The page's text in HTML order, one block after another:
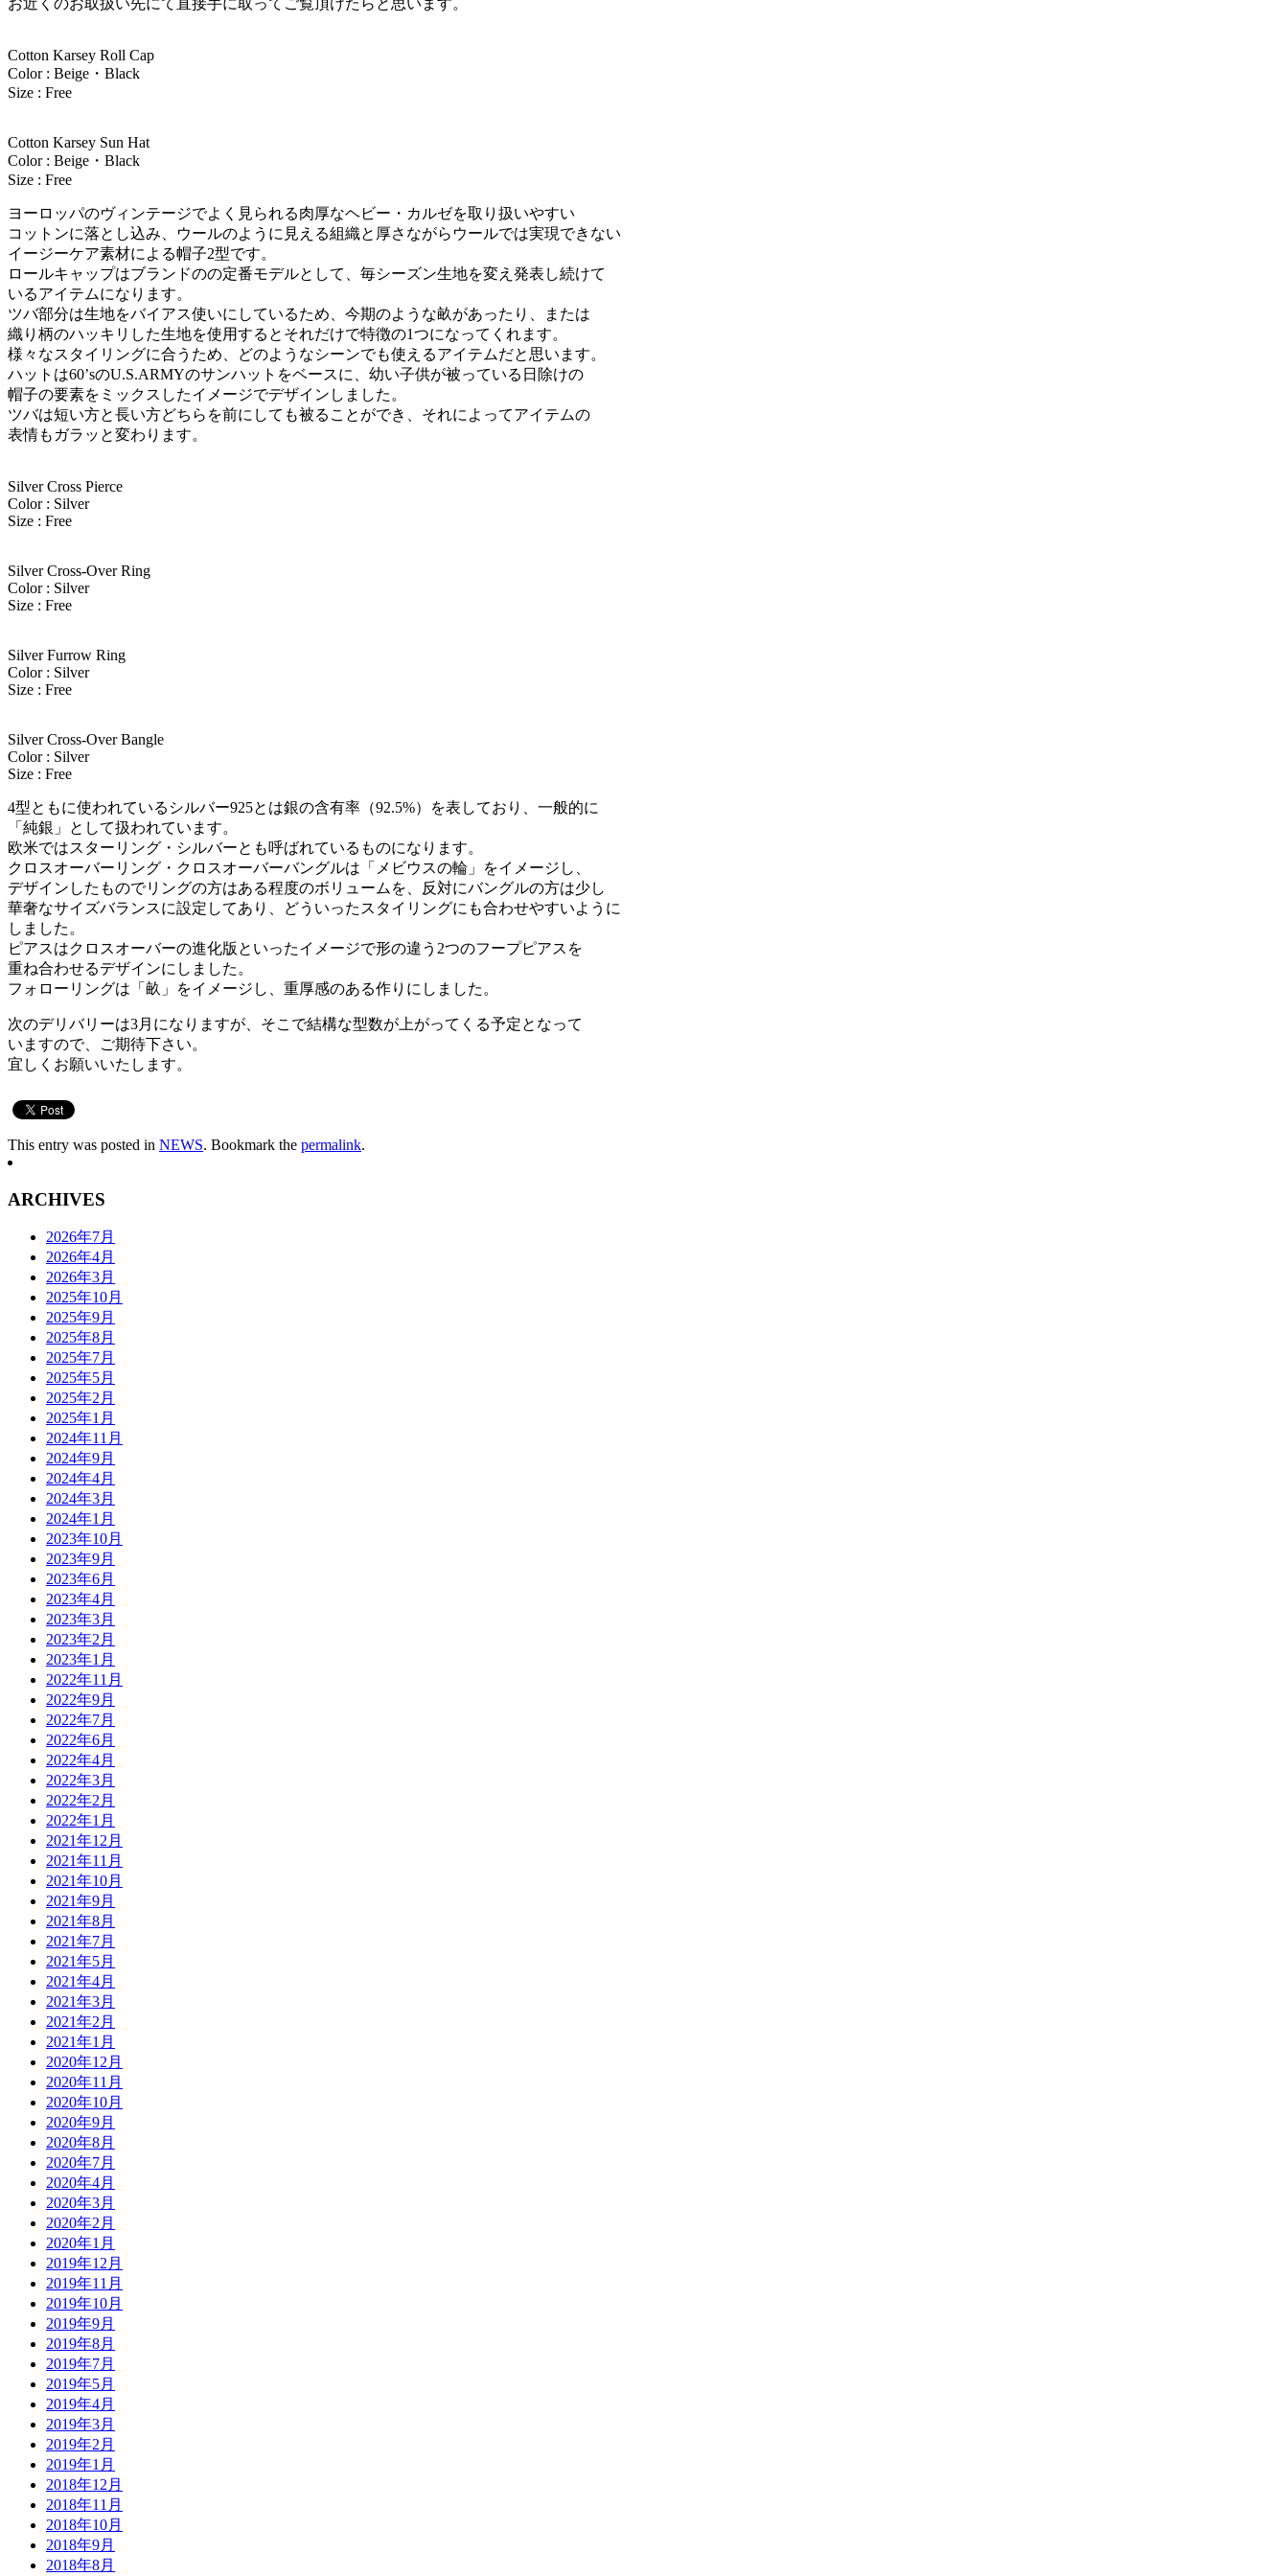
Cotton Karsey Roll Cap
Color : Beige・Black
Size : Free
Cotton Karsey Sun Hat
Color : Beige・Black
Size : Free
ヨーロッパのヴィンテージでよく見られる肉厚なヘビー・カルゼを取り扱いやすい
コットンに落とし込み、ウールのように見える組織と厚さながらウールでは実現できない
イージーケア素材による帽子2型です。
ロールキャップはブランドのの定番モデルとして、毎シーズン生地を変え発表し続けて
いるアイテムになります。
ツバ部分は生地をバイアス使いにしているため、今期のような畝があったり、または
織り柄のハッキリした生地を使用するとそれだけで特徴の1つになってくれます。
様々なスタイリングに合うため、どのようなシーンでも使えるアイテムだと思います。
ハットは60’sのU.S.ARMYのサンハットをベースに、幼い子供が被っている日除けの
帽子の要素をミックスしたイメージでデザインしました。
ツバは短い方と長い方どちらを前にしても被ることができ、それによってアイテムの
表情もガラッと変わります。
Silver Cross Pierce
Color : Silver
Size : Free
Silver Cross-Over Ring
Color : Silver
Size : Free
Silver Furrow Ring
Color : Silver
Size : Free
Silver Cross-Over Bangle
Color : Silver
Size : Free
4型ともに使われているシルバー925とは銀の含有率（92.5%）を表しており、一般的に
「純銀」として扱われています。
欧米ではスターリング・シルバーとも呼ばれているものになります。
クロスオーバーリング・クロスオーバーバングルは「メビウスの輪」をイメージし、
デザインしたものでリングの方はある程度のボリュームを、反対にバングルの方は少し
華奢なサイズバランスに設定してあり、どういったスタイリングにも合わせやすいように
しました。
ピアスはクロスオーバーの進化版といったイメージで形の違う2つのフープピアスを
重ね合わせるデザインにしました。
フォローリングは「畝」をイメージし、重厚感のある作りにしました。
次のデリバリーは3月になりますが、そこで結構な型数が上がってくる予定となって
いますので、ご期待下さい。
宜しくお願いいたします。
This entry was posted in NEWS. Bookmark the permalink.
ARCHIVES
2026年7月
2026年4月
2026年3月
2025年10月
2025年9月
2025年8月
2025年7月
2025年5月
2025年2月
2025年1月
2024年11月
2024年9月
2024年4月
2024年3月
2024年1月
2023年10月
2023年9月
2023年6月
2023年4月
2023年3月
2023年2月
2023年1月
2022年11月
2022年9月
2022年7月
2022年6月
2022年4月
2022年3月
2022年2月
2022年1月
2021年12月
2021年11月
2021年10月
2021年9月
2021年8月
2021年7月
2021年5月
2021年4月
2021年3月
2021年2月
2021年1月
2020年12月
2020年11月
2020年10月
2020年9月
2020年8月
2020年7月
2020年4月
2020年3月
2020年2月
2020年1月
2019年12月
2019年11月
2019年10月
2019年9月
2019年8月
2019年7月
2019年5月
2019年4月
2019年3月
2019年2月
2019年1月
2018年12月
2018年11月
2018年10月
2018年9月
2018年8月